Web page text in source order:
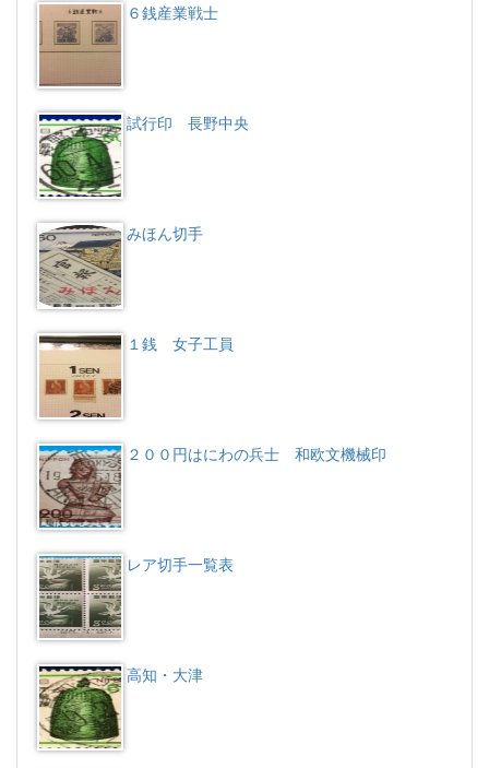
６銭産業戦士
試行印 長野中央
みほん切手
１銭 女子工員
２００円はにわの兵士 和欧文機械印
レア切手一覧表
高知・大津